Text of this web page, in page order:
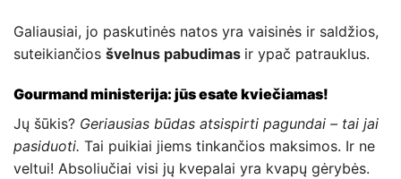
Galiausiai, jo paskutinės natos yra vaisinės ir saldžios,
suteikiančios švelnus pabudimas ir ypač patrauklus.
Gourmand ministerija: jūs esate kviečiamas!
Jų šūkis? Geriausias būdas atsispirti pagundai – tai jai
pasiduoti. Tai puikiai jiems tinkančios maksimos. Ir ne
veltui! Absoliučiai visi jų kvepalai yra kvapų gėrybės.